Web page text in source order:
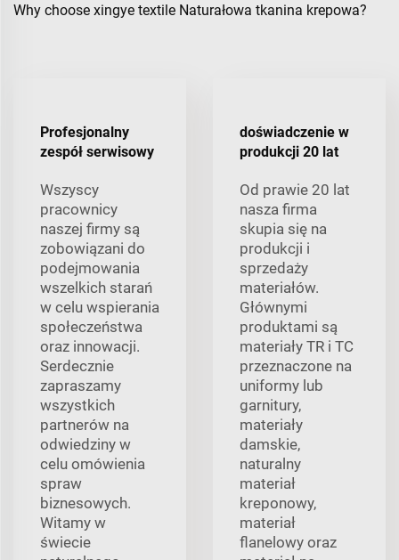
Why choose xingye textile Naturałowa tkanina krepowa?
Profesjonalny
zespół serwisowy
Wszyscy
pracownicy
naszej firmy są
zobowiązani do
podejmowania
wszelkich starań
w celu wspierania
społeczeństwa
oraz innowacji.
Serdecznie
zapraszamy
wszystkich
partnerów na
odwiedziny w
celu omówienia
spraw
biznesowych.
Witamy w
świecie
doświadczenie w
produkcji 20 lat
Od prawie 20 lat
nasza firma
skupia się na
produkcji i
sprzedaży
materiałów.
Głównymi
produktami są
materiały TR i TC
przeznaczone na
uniformy lub
garnitury,
materiały
damskie,
naturalny
materiał
kreponowy,
materiał
flanelowy oraz